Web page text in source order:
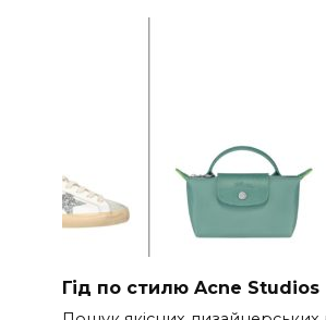
Гід по стилю Acne Studios